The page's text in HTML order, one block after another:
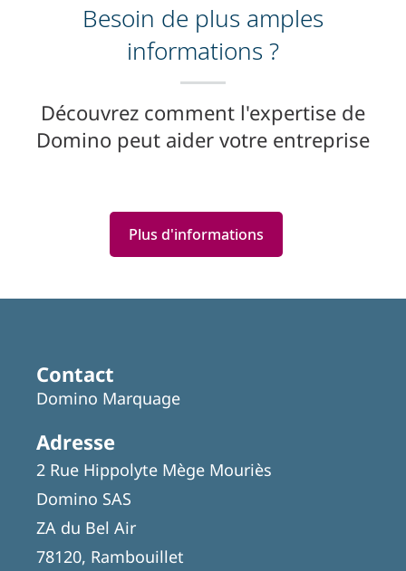
Besoin de plus amples
informations ?
Découvrez comment l'expertise de
Domino peut aider votre entreprise
Plus d'informations
Featured
Contact
Domino Marquage
Adresse
2 Rue Hippolyte Mège Mouriès
Domino SAS
ZA du Bel Air
78120, Rambouillet